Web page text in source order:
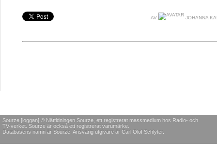
AV JOHANNA
Sourze [loggan] © Nättidningen Sourze, ett registrerat massmedium hos Radio- och
TV-verket. Sourze är också ett registrerat varumärke.
Databasens namn är Sourze. Ansvarig utgivare är Carl Olof Schlyter.